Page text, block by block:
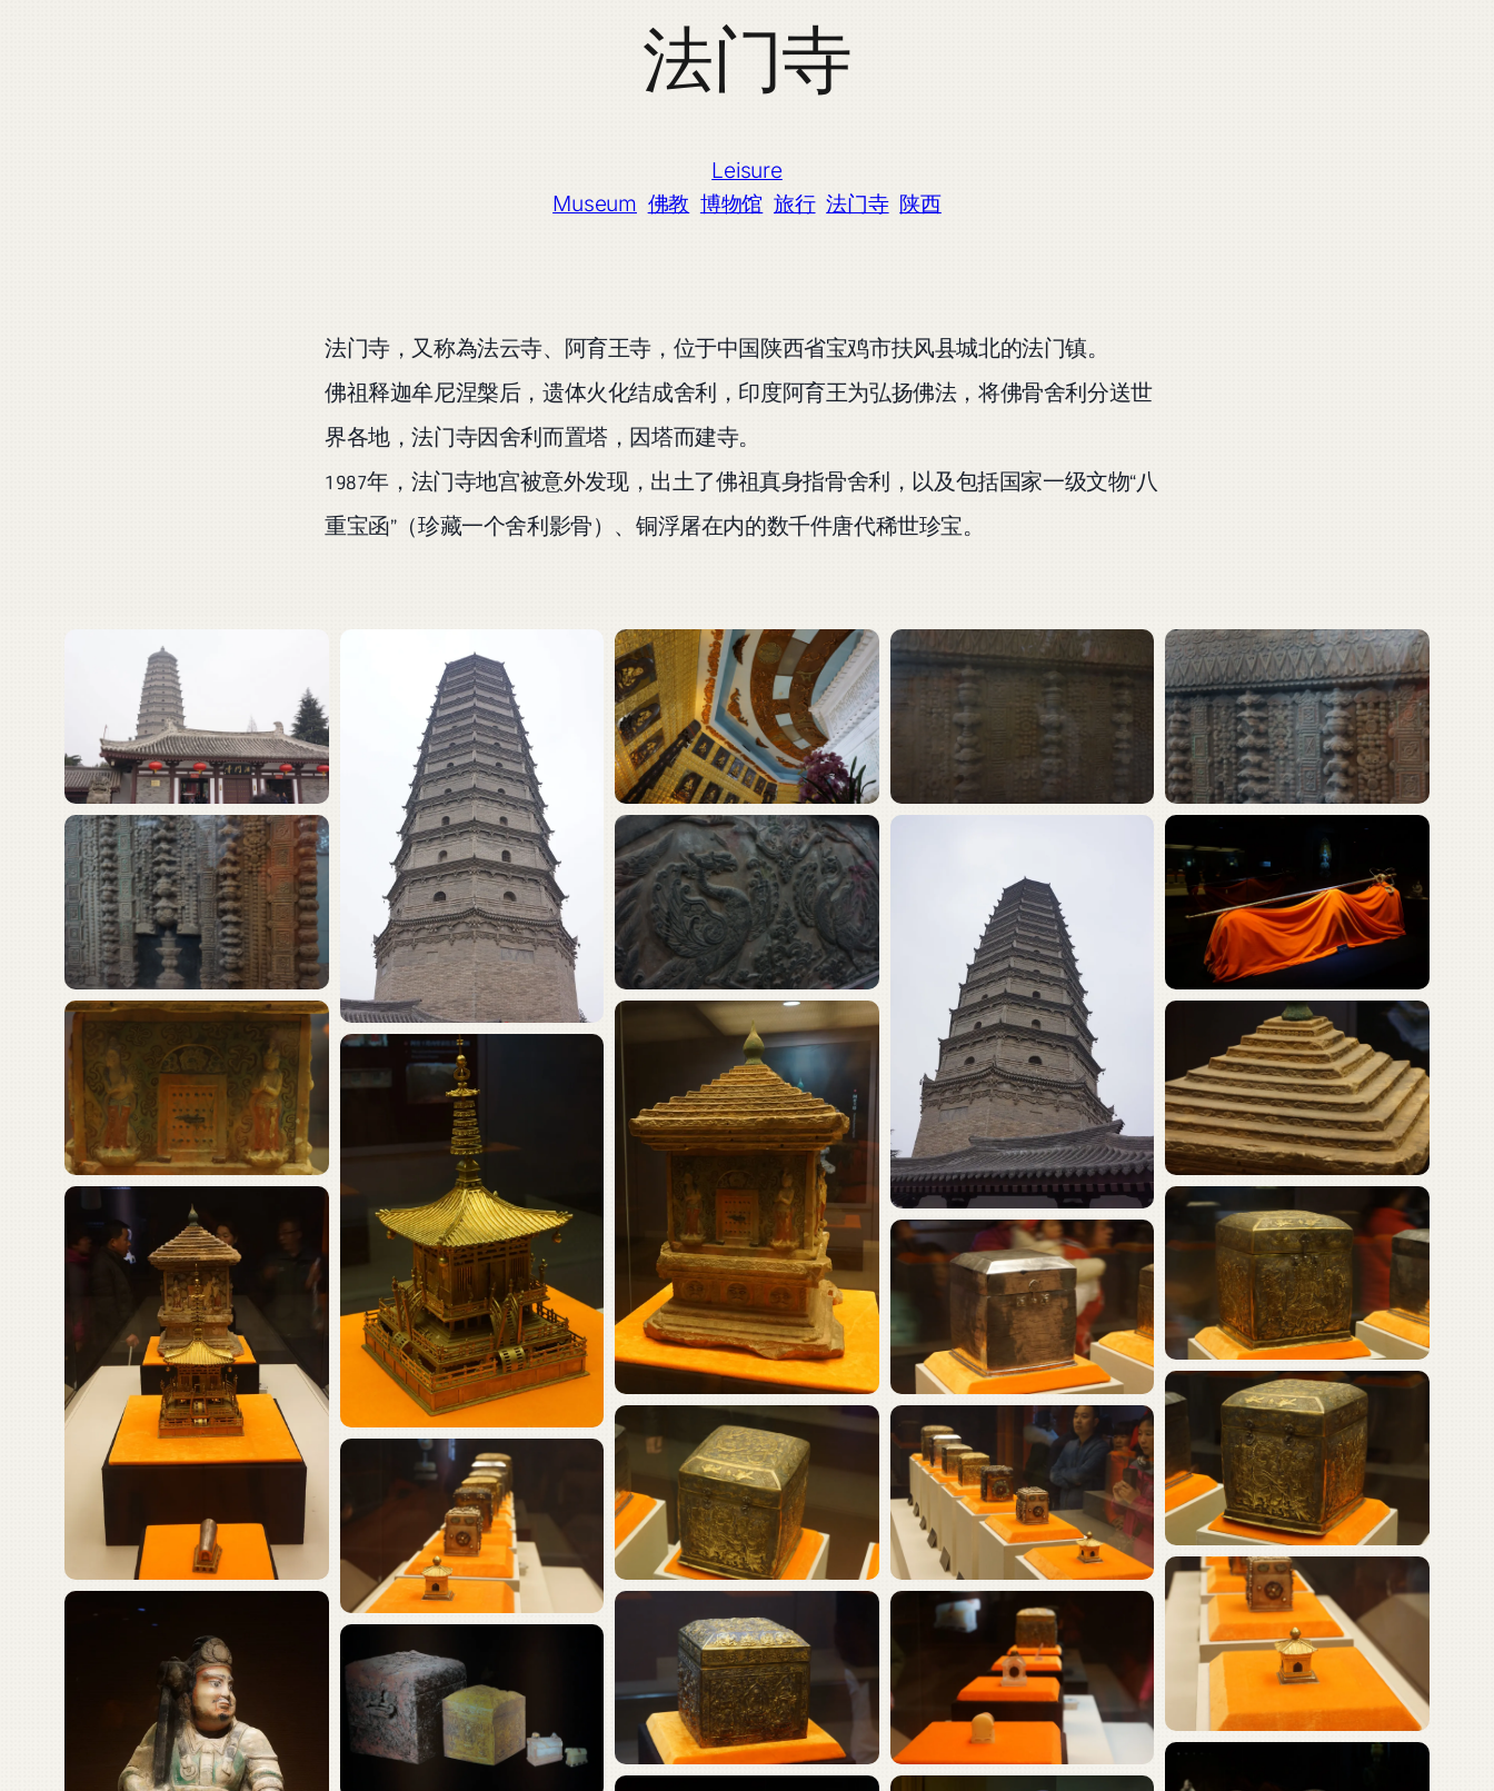
法门寺
Leisure
Museum 佛教 博物馆 旅行 法门寺 陕西
法门寺，又称為法云寺、阿育王寺，位于中国陕西省宝鸡市扶风县城北的法门镇。
佛祖释迦牟尼涅槃后，遗体火化结成舍利，印度阿育王为弘扬佛法，将佛骨舍利分送世
界各地，法门寺因舍利而置塔，因塔而建寺。
1987年，法门寺地宫被意外发现，出土了佛祖真身指骨舍利，以及包括国家一级文物“八
重宝函”（珍藏一个舍利影骨）、铜浮屠在内的数千件唐代稀世珍宝。